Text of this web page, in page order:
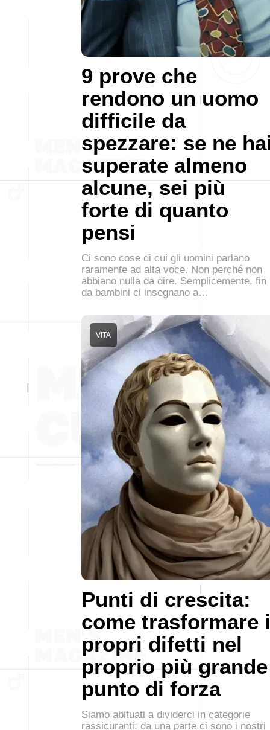
9 prove che
rendono un uomo
difficile da
spezzare: se ne
superate almeno
alcune, sei più
forte di quanto
pensi
Ci sono cose di cui gli uomini parlano
raramente ad alta voce. Non perché non
abbiano nulla da dire. Semplicemente, fin
da bambini ci insegnano a…
Punti di crescita:
come trasformare i
propri difetti nel
proprio più grande
punto di forza
VITA
Siamo abituati a dividerci in categorie
rassicuranti: da una parte ci sono i nostri